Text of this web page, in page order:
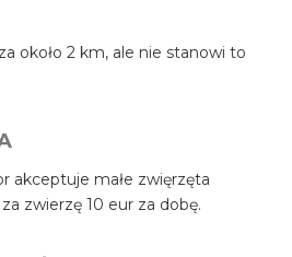
około 2 km, ale nie stanowi to
akceptuje małe zwięrzęta
zwierzę 10 eur za dobę.